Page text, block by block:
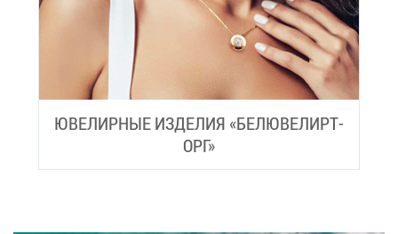
ЮВЕ­ЛИР­НЫЕ ИЗ­ДЕ­ЛИЯ «БЕ­ЛЮ­ВЕ­ЛИР­Т­
ОРГ»